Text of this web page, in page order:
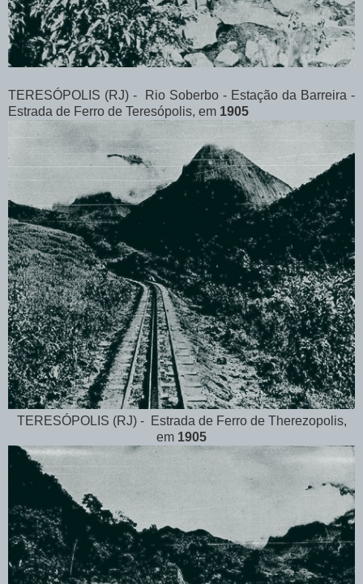
TERESÓPOLIS (RJ) - Rio Soberbo - Estação da Barreira -
Estrada de Ferro de Teresópolis, em 1905
TERESÓPOLIS (RJ) - Estrada de Ferro de Therezopolis,
em 1905